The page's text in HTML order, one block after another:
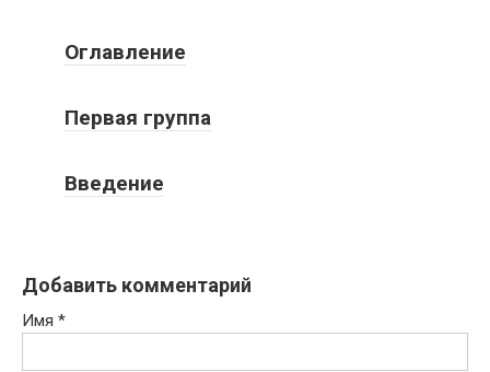
Оглавление
Первая группа
Введение
Добавить комментарий
Имя *